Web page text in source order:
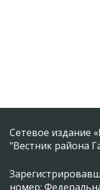
Сетевое издание
"Вестник района
номер: